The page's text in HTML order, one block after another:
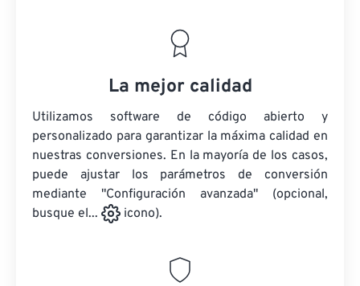
La mejor calidad
Utilizamos software de código abierto y
personalizado para garantizar la máxima calidad en
nuestras conversiones. En la mayoría de los casos,
puede ajustar los parámetros de conversión
mediante "Configuración avanzada" (opcional,
busque el...
icono).